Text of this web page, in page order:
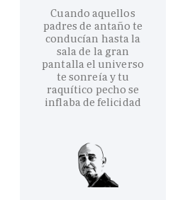
Cuando aquellos
padres de antaño te
conducían hasta la
sala de la gran
pantalla el universo
te sonreía y tu
raquítico pecho se
inflaba de felicidad